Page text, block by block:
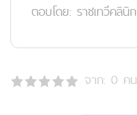
ตอบโดย: ราชเทวีคลินิก
จาก: 0 คน